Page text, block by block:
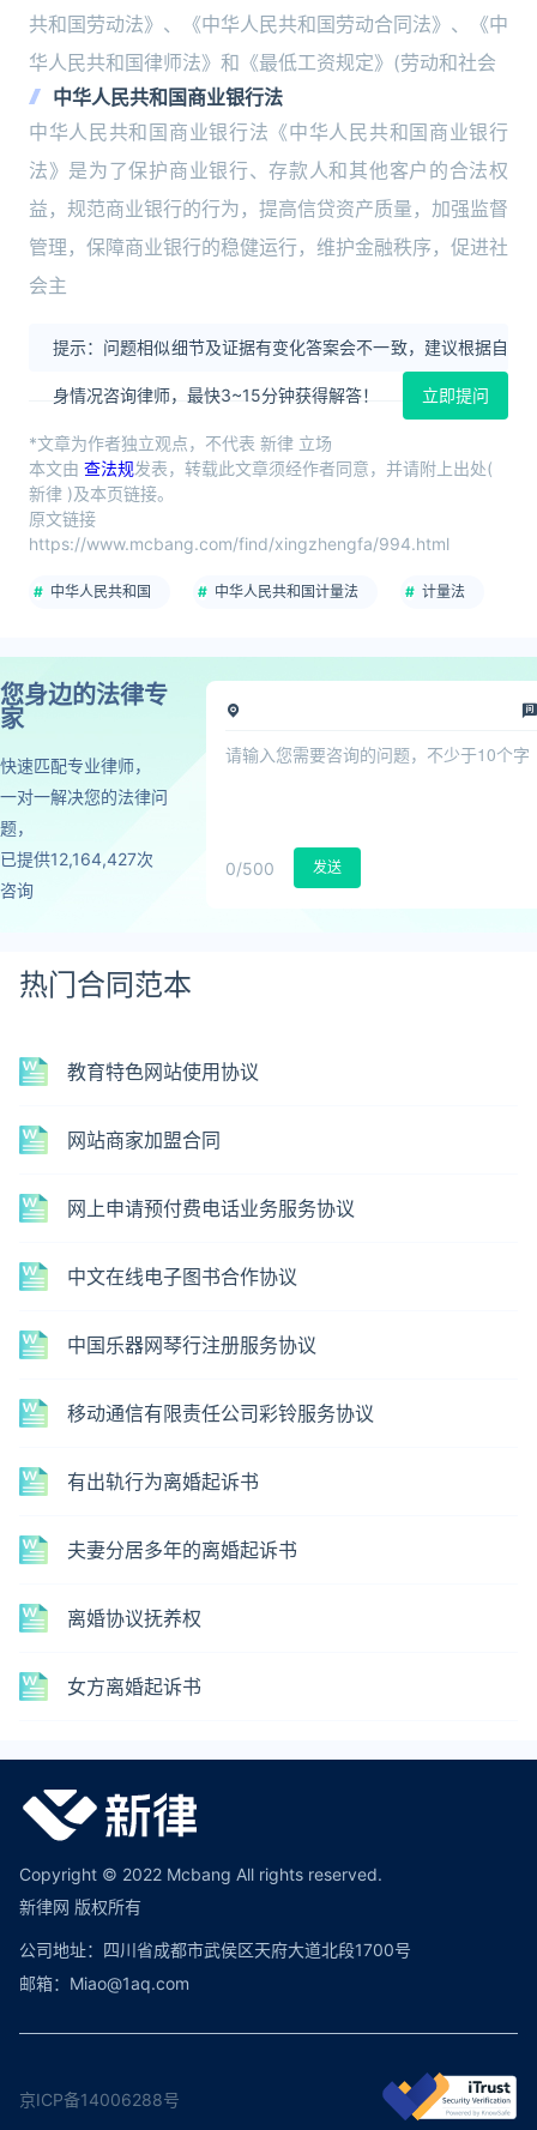
共和国劳动法》、《中华人民共和国劳动合同法》、《中
华人民共和国律师法》和《最低工资规定》(劳动和社会
中华人民共和国商业银行法
中华人民共和国商业银行法《中华人民共和国商业银行
法》是为了保护商业银行、存款人和其他客户的合法权
益，规范商业银行的行为，提高信贷资产质量，加强监督
管理，保障商业银行的稳健运行，维护金融秩序，促进社
会主
提示：问题相似细节及证据有变化答案会不一致，建议根据自
身情况咨询律师，最快3~15分钟获得解答！ 立即提问
*文章为作者独立观点，不代表 新律 立场
本文由 查法规发表，转载此文章须经作者同意，并请附上出处(
新律 )及本页链接。
原文链接
https://www.mcbang.com/find/xingzhengfa/994.html
中华人民共和国 中华人民共和国计量法 计量法
您身边的法律专
家
快速匹配专业律师，
一对一解决您的法律问
题，
已提供12,164,427次
咨询
0/500 发送
热门合同范本
教育特色网站使用协议
网站商家加盟合同
网上申请预付费电话业务服务协议
中文在线电子图书合作协议
中国乐器网琴行注册服务协议
移动通信有限责任公司彩铃服务协议
有出轨行为离婚起诉书
夫妻分居多年的离婚起诉书
离婚协议抚养权
女方离婚起诉书
Copyright © 2022 Mcbang All rights reserved.
新律网 版权所有
公司地址：四川省成都市武侯区天府大道北段1700号
邮箱：Miao@1aq.com
京ICP备14006288号